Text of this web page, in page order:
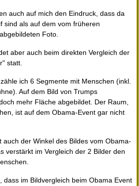
auch auf mich den Eindruck, dass da
sind als auf dem vom früheren
Foto.
aber auch beim direkten Vergleich der
statt.
ich 6 Segmente mit Menschen (inkl.
Auf dem Bild von Trumps
mehr Fläche abgebildet. Der Raum,
ist auf dem Obama-Event gar nicht
auch der Winkel des Bildes vom Obama-
verstärkt im Vergleich der 2 Bilder den
dass im Bildvergleich beim Obama Event